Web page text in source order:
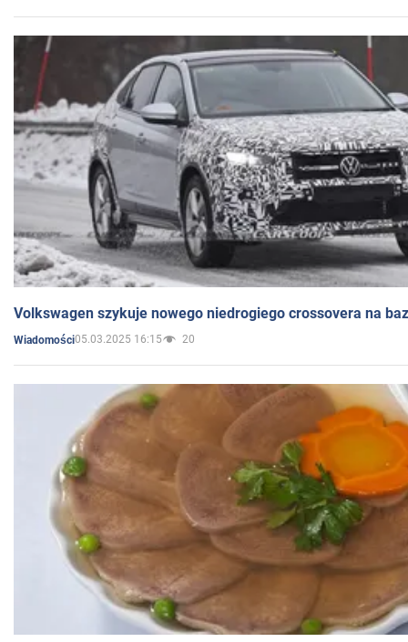
Volkswagen szykuje nowego niedrogiego crossovera na
Wiadomości05.03.2025 16:15 20